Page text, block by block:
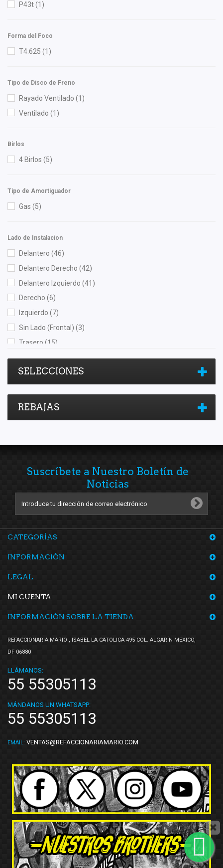
RUVILLE
Safety (13)
Scuda (1)
Shift It(3)
SIMYI(4)
Speedymexx
Tebo
TMK(1)
Tong Yang(1)
Totalparts
P43t(1)
Forma del Foco
T4.625 (1)
Tipo de Disco de Freno
Rayado Ventilado (1)
Ventilado (1)
Birlos
4 Birlos (5)
Tipo de Amortiguador
Gas (5)
Lado de Instalacion
Delantero (46)
Delantero Derecho (42)
Delantero Izquierdo (41)
Derecho (6)
Izquierdo (7)
Sin Lado (Frontal) (3)
Trasero (15)
Trasero Derecho(3)
Trasero Izquierdo(7)
SELECCIONES
REBAJAS
Suscríbete a Nuestro Boletín de
Noticias
CATEGORÍAS
INFORMACIÓN
LEGAL
MI CUENTA
INFORMACIÓN SOBRE LA TIENDA
REFACCIONARIA MARIO , ISABEL LA CATOLICA 495 COL. ALGARÍN MEXICO,
DF 06880
LLÁMANOS:
55 55305113
MÁNDANOS UN WHATSAPP:
55 55305113
EMAIL: VENTAS@REFACCIONARIAMARIO.COM